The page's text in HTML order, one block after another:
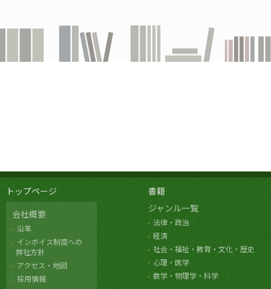
トップページ
会社概要
沿革
インボイス制度への
弊社方針
アクセス・地図
採用情報
書籍
ジャンル一覧
法律・政治
経済
社会・福祉・教育・文化・歴史
心理・医学
数学・物理学・科学